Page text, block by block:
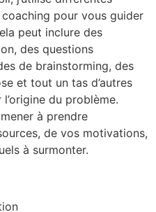
pour vous guider
peut inclure des
des questions
de brainstorming, des
et tout un tas d’autres
du problème.
à prendre
de vos motivations,
à surmonter.